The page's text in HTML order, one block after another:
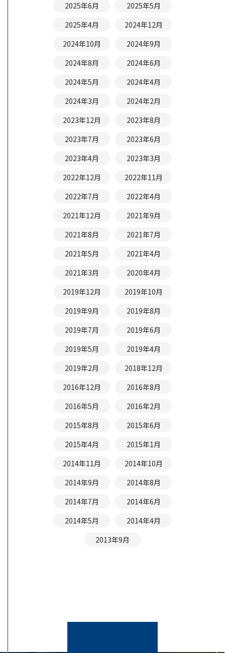
2025年6月
2025年5月
2025年4月
2024年12月
2024年10月
2024年9月
2024年8月
2024年6月
2024年5月
2024年4月
2024年3月
2024年2月
2023年12月
2023年8月
2023年7月
2023年6月
2023年4月
2023年3月
2022年12月
2022年11月
2022年7月
2022年4月
2021年12月
2021年9月
2021年8月
2021年7月
2021年5月
2021年4月
2021年3月
2020年4月
2019年12月
2019年10月
2019年9月
2019年8月
2019年7月
2019年6月
2019年5月
2019年4月
2019年2月
2018年12月
2016年12月
2016年8月
2016年5月
2016年2月
2015年8月
2015年6月
2015年4月
2015年1月
2014年11月
2014年10月
2014年9月
2014年8月
2014年7月
2014年6月
2014年5月
2014年4月
2013年9月